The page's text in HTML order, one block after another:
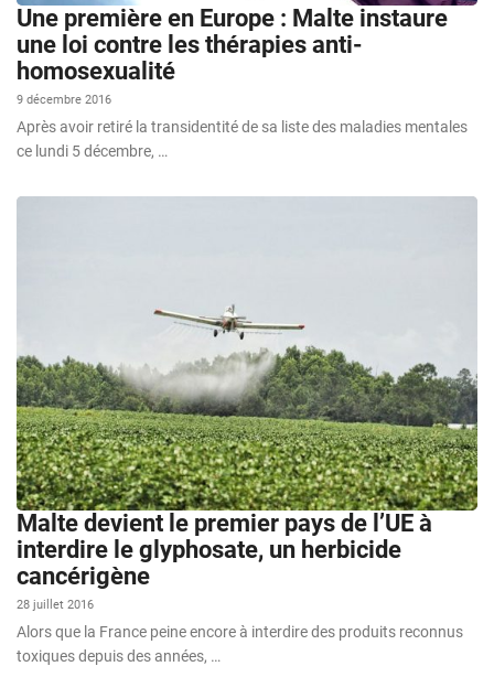
Une première en Europe : Malte instaure
une loi contre les thérapies anti-
homosexualité
9 décembre 2016
Après avoir retiré la transidentité de sa liste des maladies mentales
ce lundi 5 décembre, …
Malte devient le premier pays de l’UE à
interdire le glyphosate, un herbicide
cancérigène
28 juillet 2016
Alors que la France peine encore à interdire des produits reconnus
toxiques depuis des années, …